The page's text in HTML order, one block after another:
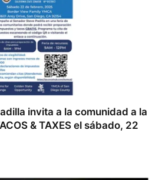
invita a la comunidad a la
& TAXES el sábado, 22